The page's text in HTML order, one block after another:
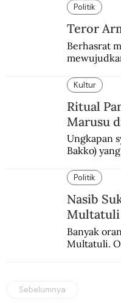
Politik
Teror
Berhasrat
Paris.
Kultur
Ritual
Marusu
Ungkapan
Bakko)
Politik
Nasib
Multatuli
Banyak
Multatuli.
Sebelumnya